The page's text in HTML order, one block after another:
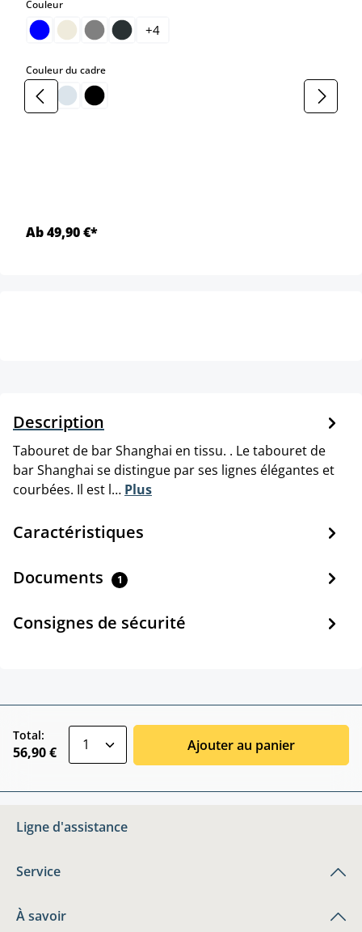
Couleurselect
+4
Couleur du cadreselect
Ab 49,90 €*
Description
Tabouret de bar Shanghai en tissu. . Le tabouret de
bar Shanghai se distingue par ses lignes élégantes et
courbées. Il est l… Plus
Caractéristiques
Documents 1
Consignes de sécurité
Total:
56,90 € Ajouter au panier
Ligne d'assistance
Service
À savoir